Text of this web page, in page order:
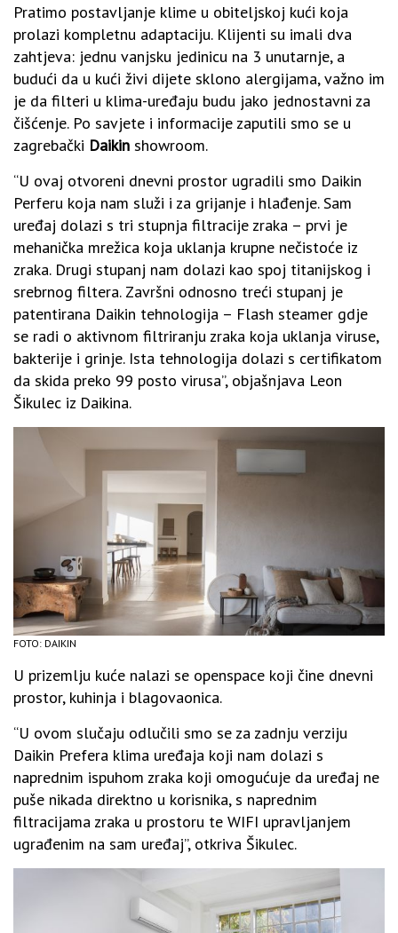
Pratimo postavljanje klime u obiteljskoj kući koja
prolazi kompletnu adaptaciju. Klijenti su imali dva
zahtjeva: jednu vanjsku jedinicu na 3 unutarnje, a
budući da u kući živi dijete sklono alergijama, važno im
je da filteri u klima-uređaju budu jako jednostavni za
čišćenje. Po savjete i informacije zaputili smo se u
zagrebački Daikin showroom.
“U ovaj otvoreni dnevni prostor ugradili smo Daikin
Perferu koja nam služi i za grijanje i hlađenje. Sam
uređaj dolazi s tri stupnja filtracije zraka – prvi je
mehanička mrežica koja uklanja krupne nečistoće iz
zraka. Drugi stupanj nam dolazi kao spoj titanijskog i
srebrnog filtera. Završni odnosno treći stupanj je
patentirana Daikin tehnologija – Flash steamer gdje
se radi o aktivnom filtriranju zraka koja uklanja viruse,
bakterije i grinje. Ista tehnologija dolazi s certifikatom
da skida preko 99 posto virusa”, objašnjava Leon
Šikulec iz Daikina.
FOTO: DAIKIN
U prizemlju kuće nalazi se openspace koji čine dnevni
prostor, kuhinja i blagovaonica.
“U ovom slučaju odlučili smo se za zadnju verziju
Daikin Prefera klima uređaja koji nam dolazi s
naprednim ispuhom zraka koji omogućuje da uređaj ne
puše nikada direktno u korisnika, s naprednim
filtracijama zraka u prostoru te WIFI upravljanjem
ugrađenim na sam uređaj”, otkriva Šikulec.